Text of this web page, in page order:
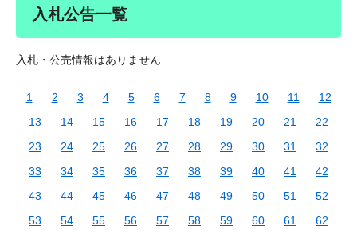
入札公告一覧
入札・公売情報はありません
1 2 3 4 5 6 7 8 9 10 11
12
13
14 15 16 17 18 19 20 21
22
23
24 25 26 27 28 29 30 31
32
33
34 35 36 37 38 39 40 41
42
43
44 45 46 47 48 49 50 51
52
53
54 55 56 57 58 59 60 61
62